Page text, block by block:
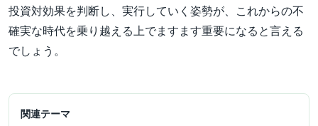
投資対効果を判断し、実行していく姿勢が、これからの不
確実な時代を乗り越える上でますます重要になると言える
でしょう。
関連テーマ